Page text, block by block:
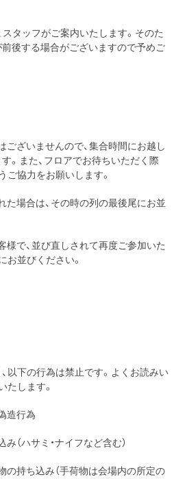
スタッフがご案内いたします。そのた
後する場合がございますので予めご
ございませんので、集合時間にお越し
。また、フロアでお待ちいただく際
ご協力をお願いします。
た場合は、その時の列の最後尾にお並
様で、並び直しされて再度ご参加いた
お並びください。
以下の行為は禁止です。よくお読みい
たします。
造行為
（ハサミ・ナイフなど含む）
の持ち込み（手荷物は会場内の所定の